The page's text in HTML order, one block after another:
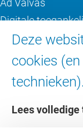
Deze
cookies
technieken).
Lees volledige
Ad Valvas
Digitale
Over de VU
Contact en route
Werken bij de VU